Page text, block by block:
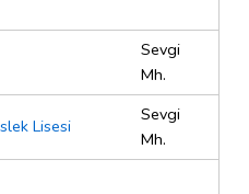
Sevgi
Mh.
Lisesi
Sevgi
Mh.